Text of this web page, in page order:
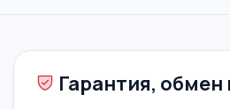
Гарантия, обмен